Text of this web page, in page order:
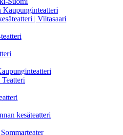
Kaupunginteatteri
| Viitasaari
kesäteatteri